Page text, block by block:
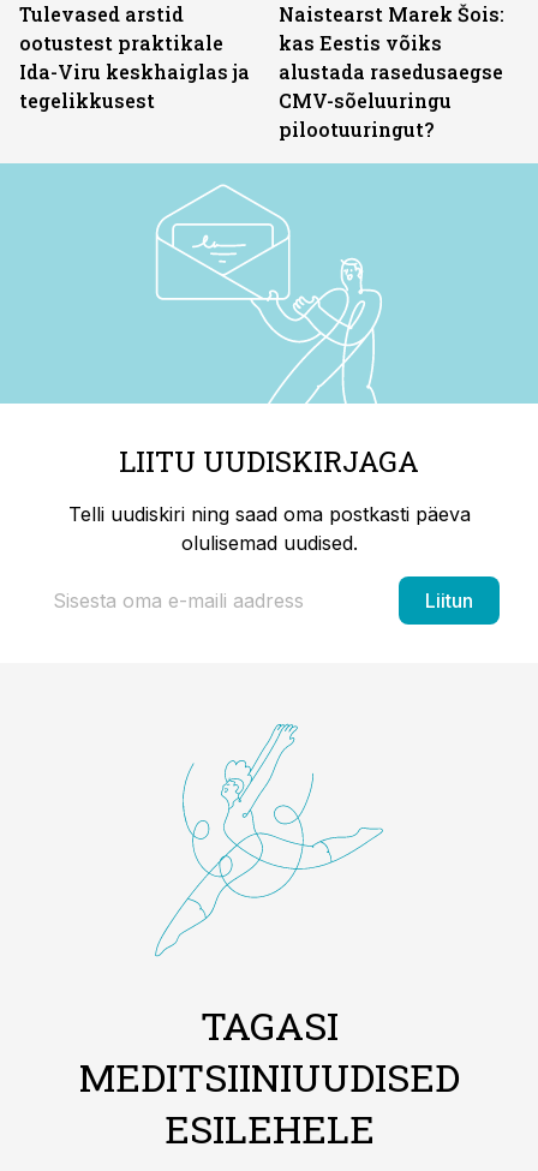
Tulevased arstid
ootustest praktikale
Ida-Viru keskhaiglas ja
tegelikkusest
Naistearst Marek Šois:
kas Eestis võiks
alustada rasedusaegse
CMV-sõeluuringu
pilootuuringut?
LIITU UUDISKIRJAGA
Telli uudiskiri ning saad oma postkasti päeva
olulisemad uudised.
Liitun
TAGASI
MEDITSIINIUUDISED
ESILEHELE